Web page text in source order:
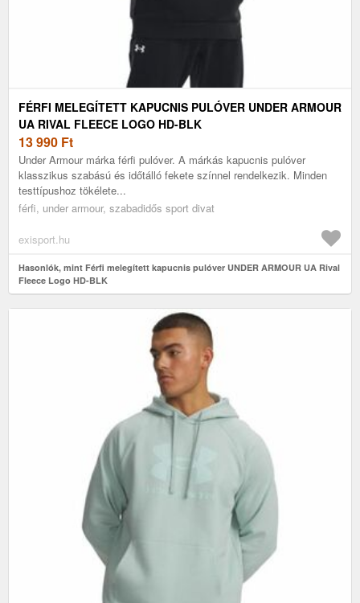
FÉRFI MELEGÍTETT KAPUCNIS PULÓVER UNDER ARMOUR
UA RIVAL FLEECE LOGO HD-BLK
13 990 Ft
Under Armour márka férfi pulóver. A márkás kapucnis pulóver
klasszikus szabású és időtálló fekete színnel rendelkezik. Minden
testtípushoz tökélete...
férfi, under armour, szabadidős sport divat
exisport.hu
Hasonlók, mint Férfi melegített kapucnis pulóver UNDER ARMOUR UA Rival
Fleece Logo HD-BLK